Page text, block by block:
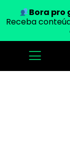
Bora pro
Receba